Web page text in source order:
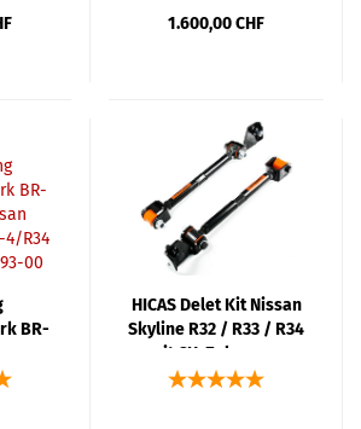
1.600,00 CHF
BR-
R34
HICAS Delet Kit Nissan
Skyline R32 / R33 / R34
mit CH-Zulassung